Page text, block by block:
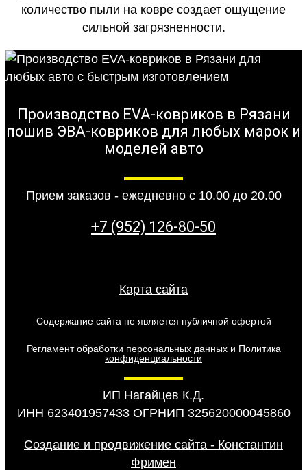
количество пыли на ковре создает ощущение
сильной загрязненности.
Производство EVA-ковриков в Рязани
пошив ЭВА-ковриков для любых марок и
моделей авто
Прием заказов - ежедневно с 10.00 до 20.00
+7 (952) 126-80-50
Карта сайта
Содержание сайта не является публичной офертой
Регламент обработки персональных данных и Политика
конфиденциальности
ИП Нагайцев К.Д.
ИНН 623401957433 ОГРНИП 325620000045860
Создание и продвижение сайта - Константин
Фримен